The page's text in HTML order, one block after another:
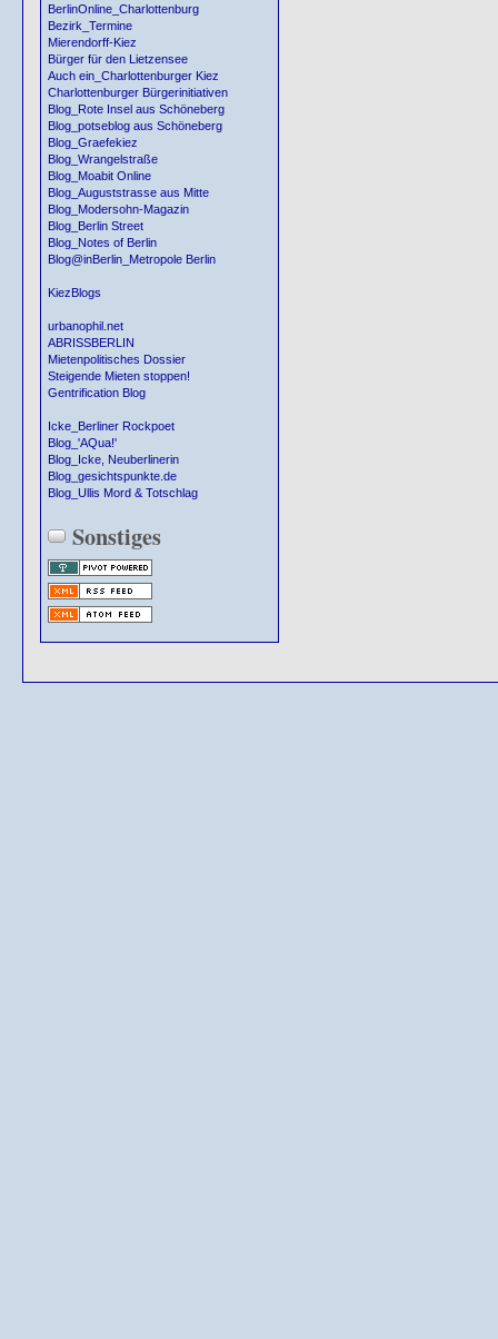
BerlinOnline_Charlottenburg
Bezirk_Termine
Mierendorff-Kiez
Bürger für den Lietzensee
Auch ein_Charlottenburger Kiez
Charlottenburger Bürgerinitiativen
Blog_Rote Insel aus Schöneberg
Blog_potseblog aus Schöneberg
Blog_Graefekiez
Blog_Wrangelstraße
Blog_Moabit Online
Blog_Auguststrasse aus Mitte
Blog_Modersohn-Magazin
Blog_Berlin Street
Blog_Notes of Berlin
Blog@inBerlin_Metropole Berlin
KiezBlogs
urbanophil.net
ABRISSBERLIN
Mietenpolitisches Dossier
Steigende Mieten stoppen!
Gentrification Blog
Icke_Berliner Rockpoet
Blog_'AQua!'
Blog_Icke, Neuberlinerin
Blog_gesichtspunkte.de
Blog_Ullis Mord & Totschlag
Sonstiges